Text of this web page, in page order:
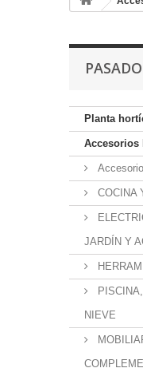
Planta
Accesorios
COCINA
JARDÍN Y
NIEVE